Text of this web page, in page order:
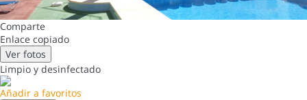
Comparte
Enlace copiado
Ver fotos
Limpio y desinfectado
Añadir a favoritos